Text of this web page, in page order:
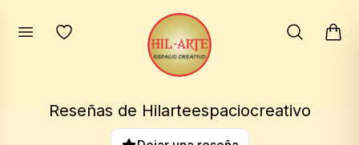
Reseñas de Hilarteespaciocreativo